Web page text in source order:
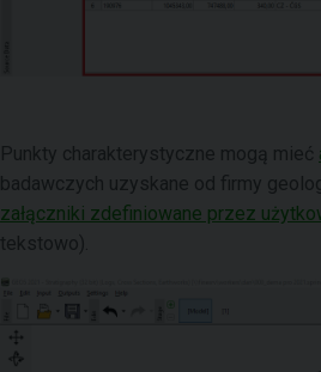
Punkty charakterystyczne mogą mieć
badawczych uzyskane od firmy
załączniki zdefiniowane przez
tekstowo).